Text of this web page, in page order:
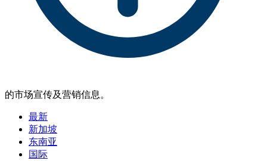
的市场宣传及营销信息。
最新
新加坡
东南亚
国际